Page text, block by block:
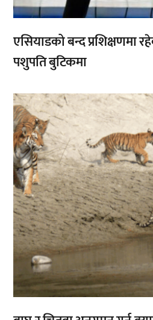
एसियाडको बन्द प्रशिक्षणमा
पशुपति बुटिकमा